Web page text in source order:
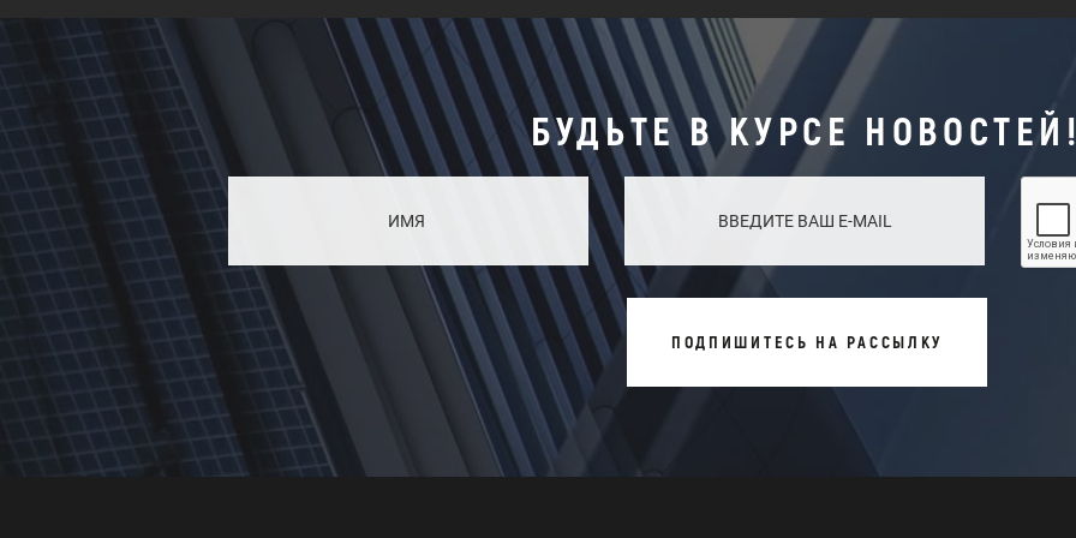
БУДЬТЕ В КУРСЕ
ПОДПИШИТЕСЬ НА РАССЫЛКУ